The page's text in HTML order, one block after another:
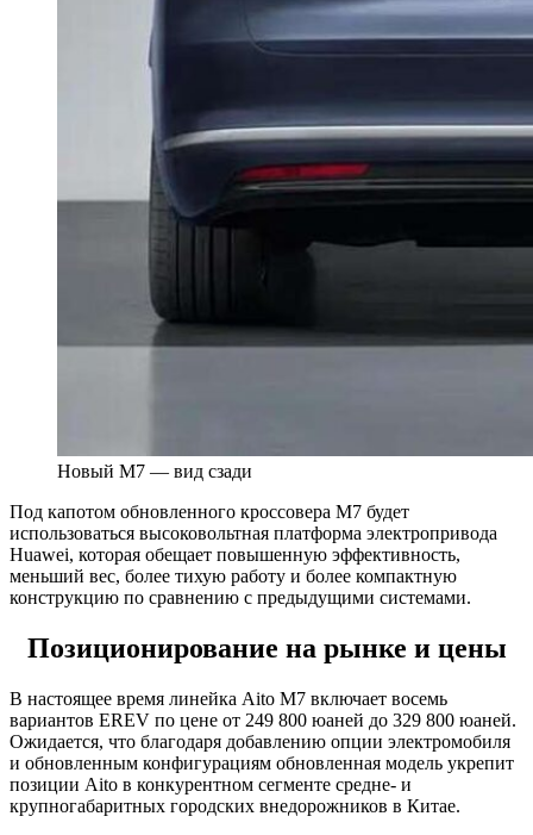
Новый M7 — вид сзади
Под капотом обновленного кроссовера M7 будет
использоваться высоковольтная платформа электропривода
Huawei, которая обещает повышенную эффективность,
меньший вес, более тихую работу и более компактную
конструкцию по сравнению с предыдущими системами.
Позиционирование на рынке и цены
В настоящее время линейка Aito M7 включает восемь
вариантов EREV по цене от 249 800 юаней до 329 800 юаней.
Ожидается, что благодаря добавлению опции электромобиля
и обновленным конфигурациям обновленная модель укрепит
позиции Aito в конкурентном сегменте средне- и
крупногабаритных городских внедорожников в Китае.